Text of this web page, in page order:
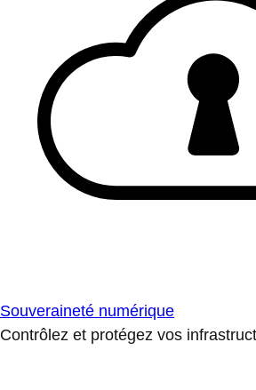
Souveraineté numérique
Contrôlez et protégez vos